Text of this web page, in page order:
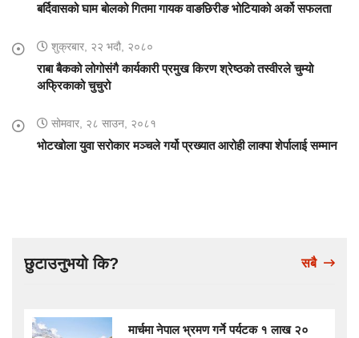
बर्दिवासको घाम बोलको गितमा गायक वाङछिरीङ भोटियाको अर्को सफलता
शुक्रबार, २२ भदौ, २०८०
राबा बैकको लोगोसंगै कार्यकारी प्रमुख किरण श्रेष्ठको तस्वीरले चुम्यो
अफ्रिकाको चुचुरो
सोमवार, २८ साउन, २०८१
भोटखोला युवा सरोकार मञ्चले गर्यो प्रख्यात आरोही लाक्पा शेर्पालाई सम्मान
छुटाउनुभयो कि? सबै
मार्चमा नेपाल भ्रमण गर्ने पर्यटक १ लाख २०